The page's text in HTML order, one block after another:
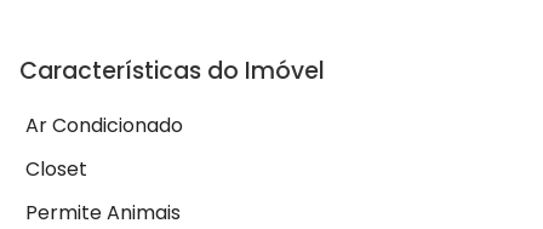
Características do Imóvel
Ar Condicionado
Closet
Permite Animais